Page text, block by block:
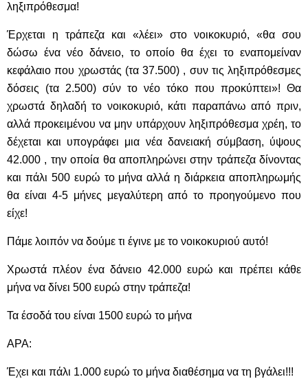
ληξιπρόθεσμα!
Έρχεται η τράπεζα και «λέει» στο νοικοκυριό, «θα σου
δώσω ένα νέο δάνειο, το οποίο θα έχει το εναπομείναν
κεφάλαιο που χρωστάς (τα 37.500) , συν τις ληξιπρόθεσμες
δόσεις (τα 2.500) σύν το νέο τόκο που προκύπτει»! Θα
χρωστά δηλαδή το νοικοκυριό, κάτι παραπάνω από πριν,
αλλά προκειμένου να μην υπάρχουν ληξιπρόθεσμα χρέη, το
δέχεται και υπογράφει μια νέα δανειακή σύμβαση, ύψους
42.000 , την οποία θα αποπληρώνει στην τράπεζα δίνοντας
και πάλι 500 ευρώ το μήνα αλλά η διάρκεια αποπληρωμής
θα είναι 4-5 μήνες μεγαλύτερη από το προηγούμενο που
είχε!
Πάμε λοιπόν να δούμε τι έγινε με το νοικοκυριού αυτό!
Χρωστά πλέον ένα δάνειο 42.000 ευρώ και πρέπει κάθε
μήνα να δίνει 500 ευρώ στην τράπεζα!
Τα έσοδά του είναι 1500 ευρώ το μήνα
ΑΡΑ:
Έχει και πάλι 1.000 ευρώ το μήνα διαθέσημα να τη βγάλει!!!